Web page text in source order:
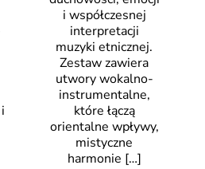
i współczesnej
interpretacji
muzyki etnicznej.
Zestaw zawiera
utwory wokalno-
instrumentalne,
które łączą
orientalne wpływy,
mistyczne
harmonie […]